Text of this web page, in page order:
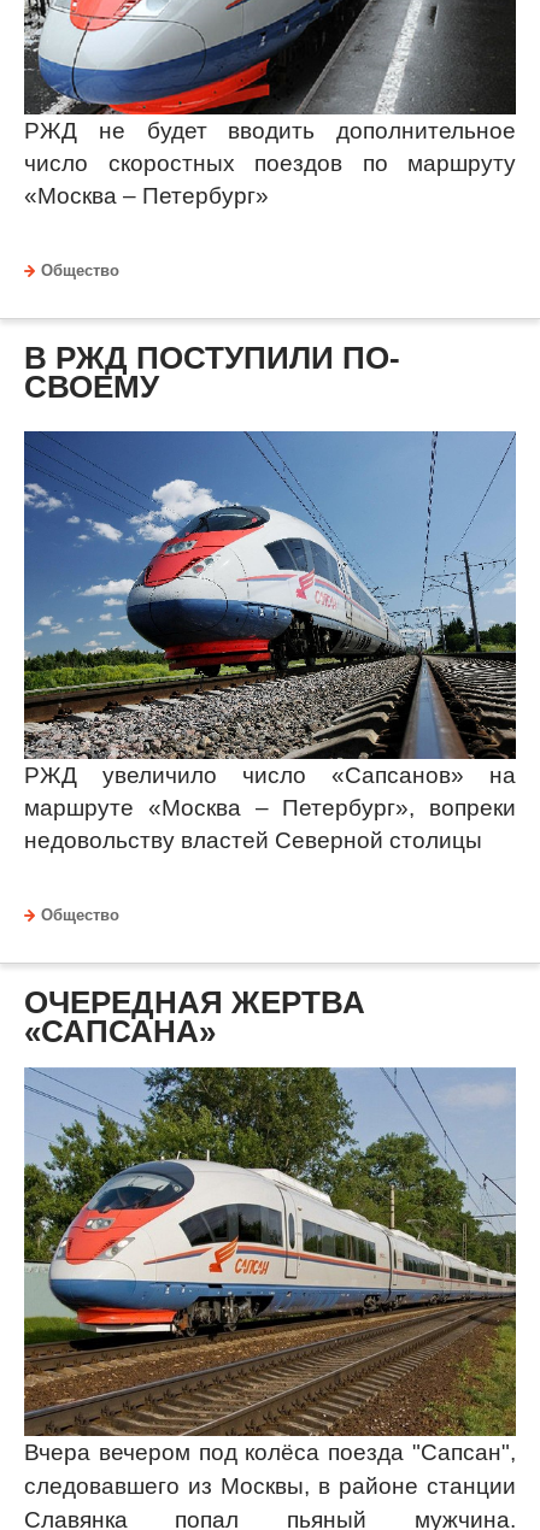
РЖД не будет вводить дополнительное
число скоростных поездов по маршруту
«Москва – Петербург»
Общество
В РЖД ПОСТУПИЛИ ПО-
СВОЕМУ
РЖД увеличило число «Сапсанов» на
маршруте «Москва – Петербург», вопреки
недовольству властей Северной столицы
Общество
ОЧЕРЕДНАЯ ЖЕРТВА
«САПСАНА»
Вчера вечером под колёса поезда "Сапсан",
следовавшего из Москвы, в районе станции
Славянка попал пьяный мужчина.